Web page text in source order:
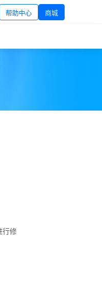
帮助中心 商城
行修